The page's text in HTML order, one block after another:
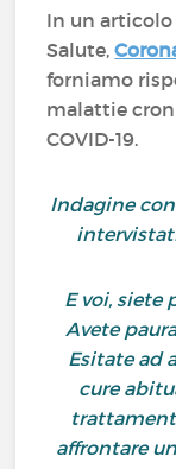
In un
Salute,
forniamo
malattie
COVID-19.
Indagine
E voi, siete
Avete
Esitate ad
cure
affrontare